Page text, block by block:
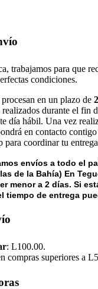
trabajamos para que
condiciones.
en un plazo de
durante el fin
día hábil. Una vez
en contacto
para coordinar tu
envíos a todo el
de la Bahía) En
menor a 2 días. Si
tiempo de entrega
: L100.00.
compras superiores a